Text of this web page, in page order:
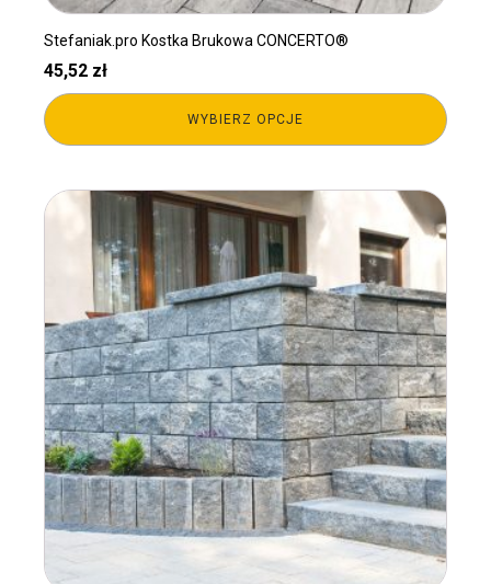
Stefaniak.pro Kostka Brukowa CONCERTO®
45,52 zł
WYBIERZ OPCJE